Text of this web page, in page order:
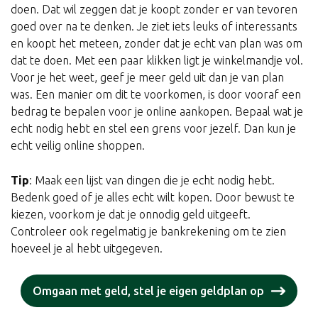
doen. Dat wil zeggen dat je koopt zonder er van tevoren
goed over na te denken. Je ziet iets leuks of interessants
en koopt het meteen, zonder dat je echt van plan was om
dat te doen. Met een paar klikken ligt je winkelmandje vol.
Voor je het weet, geef je meer geld uit dan je van plan
was. Een manier om dit te voorkomen, is door vooraf een
bedrag te bepalen voor je online aankopen. Bepaal wat je
echt nodig hebt en stel een grens voor jezelf. Dan kun je
echt veilig online shoppen.
Tip: Maak een lijst van dingen die je echt nodig hebt.
Bedenk goed of je alles echt wilt kopen. Door bewust te
kiezen, voorkom je dat je onnodig geld uitgeeft.
Controleer ook regelmatig je bankrekening om te zien
hoeveel je al hebt uitgegeven.
Omgaan met geld, stel je eigen geldplan op